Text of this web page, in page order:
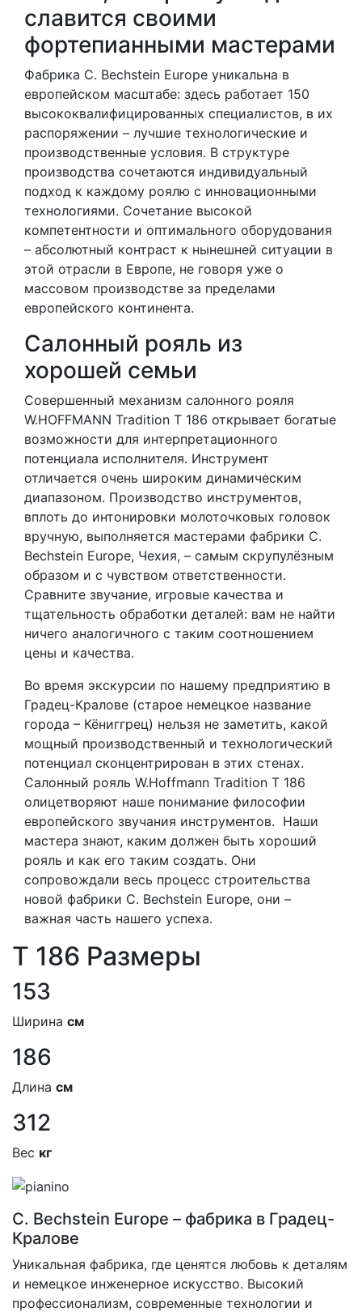
славится своими
фортепианными мастерами
Фабрика C. Bechstein Europe уникальна в
европейском масштабе: здесь работает 150
высококвалифицированных специалистов, в их
распоряжении – лучшие технологические и
производственные условия. В структуре
производства сочетаются индивидуальный
подход к каждому роялю с инновационными
технологиями. Сочетание высокой
компетентности и оптимального оборудования
– абсолютный контраст к нынешней ситуации в
этой отрасли в Европе, не говоря уже о
массовом производстве за пределами
европейского континента.
Салонный рояль из
хорошей семьи
Совершенный механизм салонного рояля
W.HOFFMANN Tradition T 186 открывает богатые
возможности для интерпретационного
потенциала исполнителя. Инструмент
отличается очень широким динамическим
диапазоном. Производство инструментов,
вплоть до интонировки молоточковых головок
вручную, выполняется мастерами фабрики C.
Bechstein Europe, Чехия, – самым скрупулёзным
образом и с чувством ответственности.
Сравните звучание, игровые качества и
тщательность обработки деталей: вам не найти
ничего аналогичного с таким соотношением
цены и качества.
Во время экскурсии по нашему предприятию в
Градец-Кралове (старое немецкое название
города – Кёниггрец) нельзя не заметить, какой
мощный производственный и технологический
потенциал сконцентрирован в этих стенах.
Салонный рояль W.Hoffmann Tradition T 186
олицетворяют наше понимание философии
европейского звучания инструментов. Наши
мастера знают, каким должен быть хороший
рояль и как его таким создать. Они
сопровождали весь процесс строительства
новой фабрики C. Bechstein Europe, они –
важная часть нашего успеха.
T 186 Размеры
153
Ширина см
186
Длина см
312
Вес кг
C. Bechstein Europe – фабрика в Градец-
Кралове
Уникальная фабрика, где ценятся любовь к деталям
и немецкое инженерное искусство. Высокий
профессионализм, современные технологии и